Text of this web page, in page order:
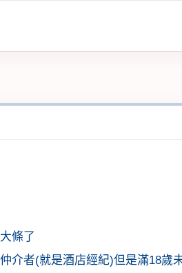
條了
介者(就是酒店經紀)但是滿18歲